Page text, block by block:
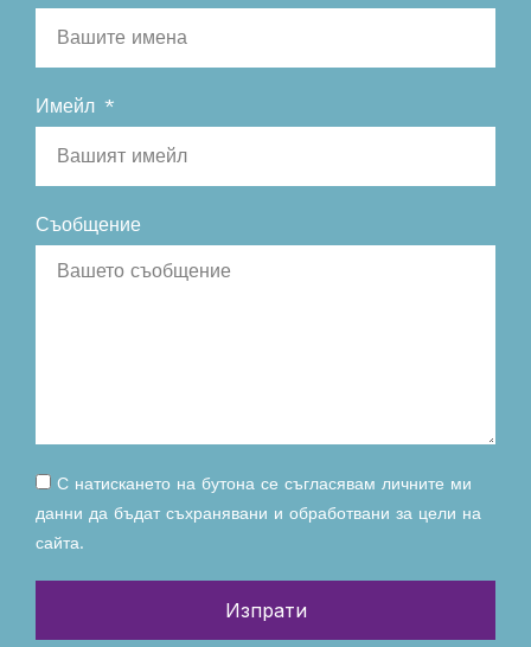
Имейл
Съобщение
С натискането на бутона се съгласявам личните ми
данни да бъдат съхранявани и обработвани за цели на
сайта.
Изпрати